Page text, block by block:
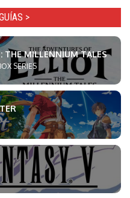
>
THE MILLENNIUM TALES
SERIES